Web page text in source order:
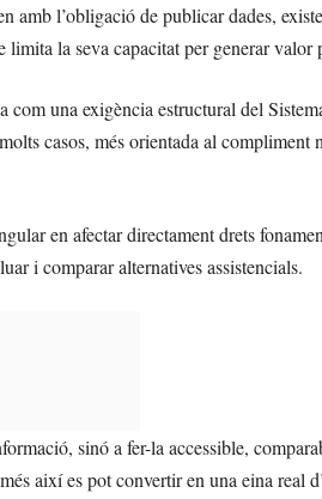
amb l’obligació de publicar dades,
la seva capacitat per generar valor
com una exigència estructural del
casos, més orientada al compliment
en afectar directament drets
i comparar alternatives assistencials.
sinó a fer-la accessible,
així es pot convertir en una eina real